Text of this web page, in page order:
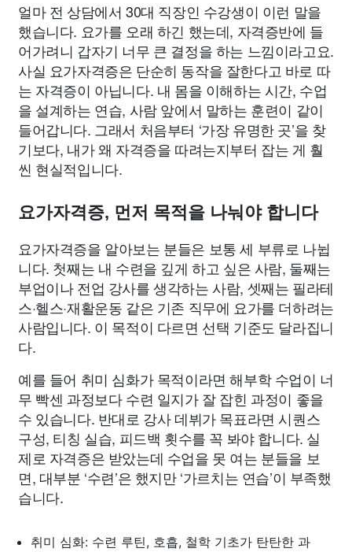
얼마 전 상담에서 30대 직장인 수강생이 이런 말을
했습니다. 요가를 오래 하긴 했는데, 자격증반에 들
어가려니 갑자기 너무 큰 결정을 하는 느낌이라고요.
사실 요가자격증은 단순히 동작을 잘한다고 바로 따
는 자격증이 아닙니다. 내 몸을 이해하는 시간, 수업
을 설계하는 연습, 사람 앞에서 말하는 훈련이 같이
들어갑니다. 그래서 처음부터 ‘가장 유명한 곳’을 찾
기보다, 내가 왜 자격증을 따려는지부터 잡는 게 훨
씬 현실적입니다.
요가자격증, 먼저 목적을 나눠야 합니다
요가자격증을 알아보는 분들은 보통 세 부류로 나뉩
니다. 첫째는 내 수련을 깊게 하고 싶은 사람, 둘째는
부업이나 전업 강사를 생각하는 사람, 셋째는 필라테
스·헬스·재활운동 같은 기존 직무에 요가를 더하려는
사람입니다. 이 목적이 다르면 선택 기준도 달라집니
다.
예를 들어 취미 심화가 목적이라면 해부학 수업이 너
무 빡센 과정보다 수련 일지가 잘 잡힌 과정이 좋을
수 있습니다. 반대로 강사 데뷔가 목표라면 시퀀스
구성, 티칭 실습, 피드백 횟수를 꼭 봐야 합니다. 실
제로 자격증은 받았는데 수업을 못 여는 분들을 보
면, 대부분 ‘수련’은 했지만 ‘가르치는 연습’이 부족했
습니다.
취미 심화: 수련 루틴, 호흡, 철학 기초가 탄탄한 과